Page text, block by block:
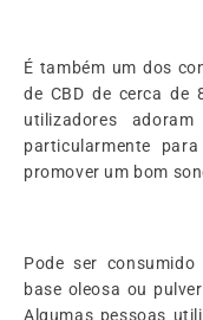
É também um dos
de CBD de cerca de
utilizadores
particularmente
promover um bom
Pode ser
base oleosa ou
Algumas pessoas